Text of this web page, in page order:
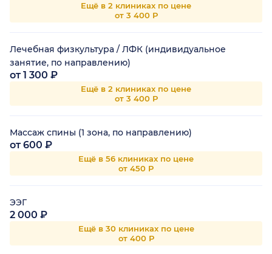
Ещё в 2 клиниках по цене
от 3 400 Р
Лечебная физкультура / ЛФК (индивидуальное
занятие, по направлению)
от 1 300 ₽
Ещё в 2 клиниках по цене
от 3 400 Р
Массаж спины (1 зона, по направлению)
от 600 ₽
Ещё в 56 клиниках по цене
от 450 Р
ЭЭГ
2 000 ₽
Ещё в 30 клиниках по цене
от 400 Р